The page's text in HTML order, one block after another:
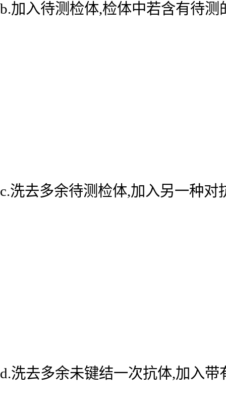
b.加入待测检体,检体中若含有待
c.洗去多余待测检体,加入另一种
d.洗去多余未键结一次抗体,加入